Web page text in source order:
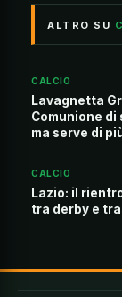
ALTRO SU
CALCIO
Lavagnetta
Comunione di
ma serve di
CALCIO
Lazio: il
tra derby e